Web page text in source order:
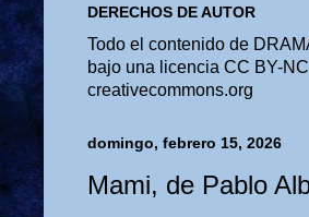
DERECHOS DE AUTOR
Todo el contenido de
bajo una licencia CC BY-
creativecommons.org
domingo, febrero 15, 2026
Mami, de Pablo